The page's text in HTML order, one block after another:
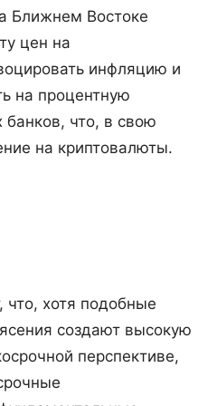
Ближнем Востоке
цен на
инфляцию и
на процентную
банков, что, в свою
на криптовалюты.
что, хотя подобные
создают высокую
перспективе,